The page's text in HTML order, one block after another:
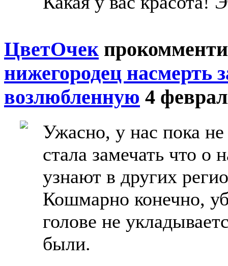
ЦветOчек
нижегородец насмерть
возлюбленную 4
Ужасно, у нас пока
стала замечать что
узнают в других
Кошмарно конечно,
голове не
были.